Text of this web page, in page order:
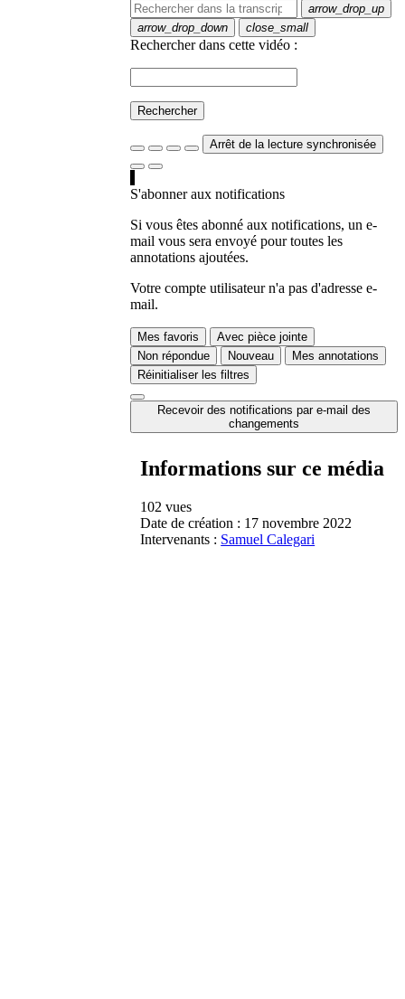
arrow_drop_up
arrow_drop_down
close_small
Rechercher dans cette vidéo :
Rechercher
Arrêt de la lecture synchronisée
S'abonner aux notifications
Si vous êtes abonné aux notifications, un e-
mail vous sera envoyé pour toutes les
annotations ajoutées.
Votre compte utilisateur n'a pas d'adresse e-
mail.
Mes favoris
Avec pièce jointe
Non répondue
Nouveau
Mes annotations
Réinitialiser les filtres
Recevoir des notifications par e-mail des
changements
Informations sur ce média
102 vues
Date de création : 17 novembre 2022
Intervenants : Samuel Calegari